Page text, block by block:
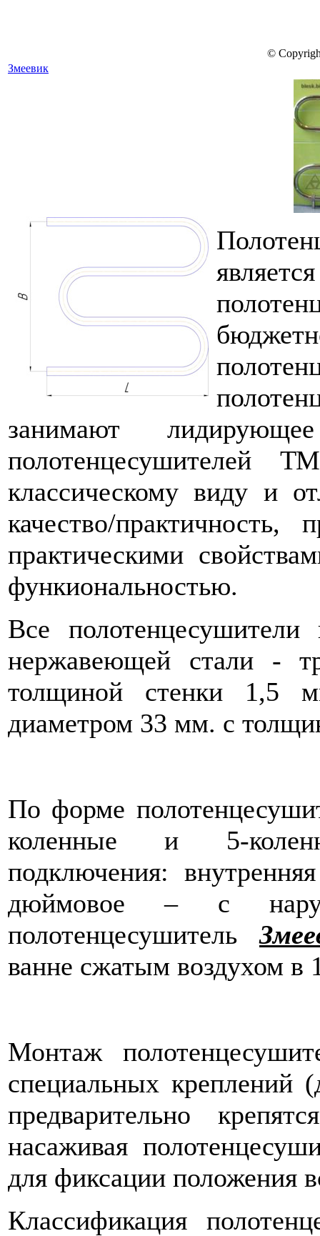
©
Змеевик
занимают
полотенцесушителей
классическому виду и
качество/
практическими
функиональностью.
Все
нержавеющей стали -
толщиной стенки 1,5
диаметром 33 мм. с
По форме
коленные и 5-
подключения:
дюймовое – c
полотенцесушитель
ванне сжатым воздухом в
Монтаж
специальных креплений
предварительно
насаживая
для фиксации положения
Классификация